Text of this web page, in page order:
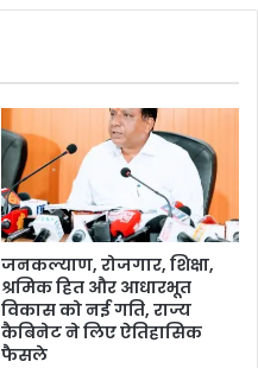
जनकल्याण, रोजगार, शिक्षा,
श्रमिक हित और आधारभूत
विकास को नई गति, राज्य
कैबिनेट ने लिए ऐतिहासिक
फैसले